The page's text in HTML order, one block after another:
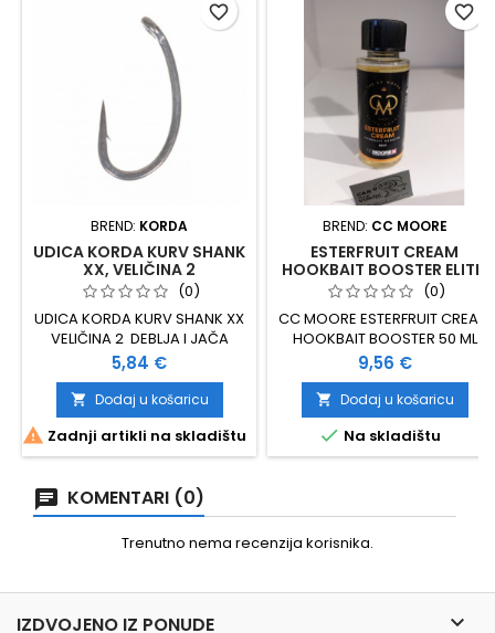
BREND: KORDA
UDICA KORDA KURV SHANK
XX, VELIČINA 2
(0)
UDICA KORDA KURV SHANK XX
VELIČINA 2 DEBLJA I JAČA
VERZIJA KURV SHANK MODELA
VELIKA SNAGA I IZDRŽLJIVOST
10 KOMADA U PAKOVANJU
Cijena
5,84 €
 Dodaj u košaricu
 Zadnji artikli na skladištu
favorite_border
BREND: CC MOORE
ESTERFRUIT CREAM
HOOKBAIT BOOSTER ELITE,
50 ML
(0)
CC MOORE ESTERFRUIT CREAM
HOOKBAIT BOOSTER 50 ML
Cijena
9,56 €
 Dodaj u košaricu
 Na skladištu
favorite_border
KOMENTARI (0)
Trenutno nema recenzija korisnika.
IZDVOJENO IZ PONUDE 